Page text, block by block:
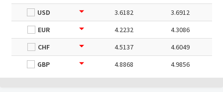
USD
3.6182
3.6912
EUR
4.2232
4.3086
CHF
4.5137
4.6049
GBP
4.8868 4.9856